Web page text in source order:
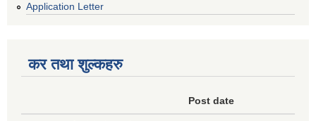
Application Letter
कर तथा शुल्कहरु
Post date